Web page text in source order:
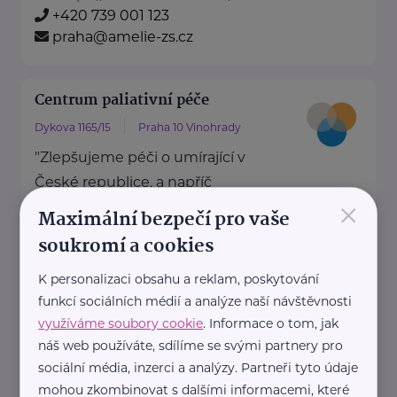
+420 739 001 123
praha@amelie-zs.cz
Centrum paliativní péče
Dykova 1165/15 Praha 10 Vinohrady
"Zlepšujeme péči o umírající v
České republice, a napříč
systémem zdravotní a sociální
Přinášíme data ...
https://paliativnicentrum.cz/
office@paliativnicentrum.cz
Nadace Dobrý anděl
×
Maximální bezpečí pro vaše
soukromí a cookies
K personalizaci obsahu a reklam, poskytování
funkcí sociálních médií a analýze naší návštěvnosti
využíváme soubory cookie. Informace o tom, jak
náš web používáte, sdílíme se svými partnery pro
sociální média, inzerci a analýzy. Partneři tyto údaje
mohou zkombinovat s dalšími informacemi, které